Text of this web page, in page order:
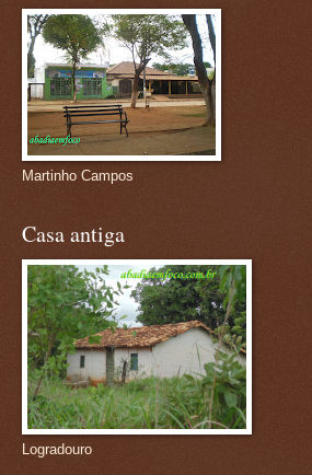
Martinho Campos
Casa antiga
Logradouro